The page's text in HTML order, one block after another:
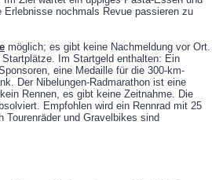
nochmals Revue passieren zu
möglich; es gibt keine Nachmeldung vor Ort.
Im Startgeld enthalten: Ein
eine Medaille für die 300-km-
Der Nibelungen-Radmarathon ist eine
Rennen, es gibt keine Zeitnahme. Die
Empfohlen wird ein Rennrad mit 25
Tourenräder und Gravelbikes sind